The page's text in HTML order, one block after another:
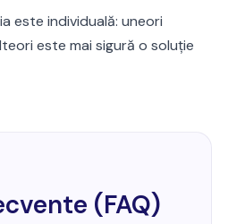
este individuală: uneori
este mai sigură o soluție
(FAQ)